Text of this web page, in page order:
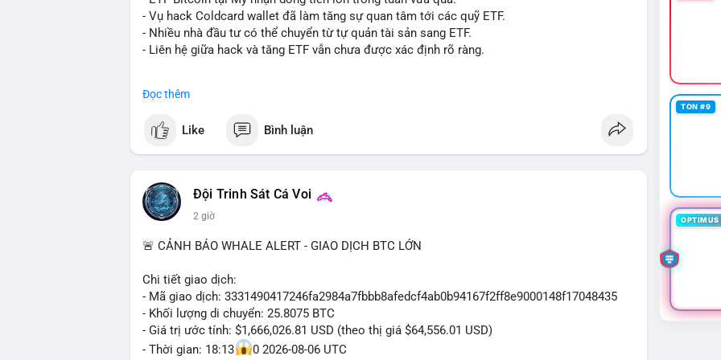
lương bằng BTC.
#binancesquare #cryptonews #btc #eth #sol #xrp #cc #sky #sand
📰 Nguồn: Decrypt
- Vụ hack Coldcard wallet đã làm tăng sự quan tâm tới các quỹ ETF.
- Nhiều nhà đầu tư có thể chuyển từ tự quản tài sản sang ETF.
- Liên hệ giữa hack và tăng ETF vẫn chưa được xác định rõ ràng.
#vlikevn #titanbot
📰 Nguồn: Cointelegraph
Đọc thêm
Like Bình luận
Đội Trinh Sát Cá Voi
2 giờ
🚨 CẢNH BÁO WHALE ALERT - GIAO DỊCH BTC LỚN
Chi tiết giao dịch:
- Mã giao dịch: 3331490417246fa2984a7fbbb8afedcf4ab0b94167f2ff8e9000148f17048435
- Khối lượng di chuyển: 25.8075 BTC
- Giá trị ước tính: $1,666,026.81 USD (theo thị giá $64,556.01 USD)
- Thời gian: 18:13
0 2026-08-06 UTC
TON #9
OPTIMUS